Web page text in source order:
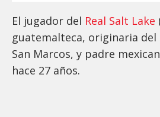
El jugador del Real Salt Lake
guatemalteca, originaria
San Marcos, y padre
hace 27 años.